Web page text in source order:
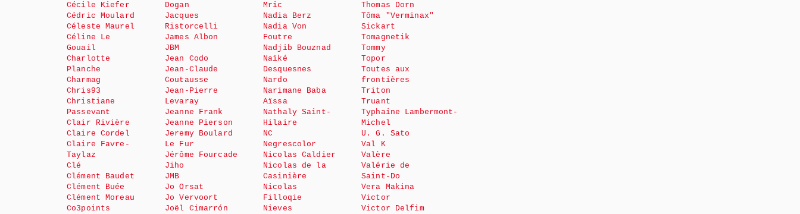
Cécile Kiefer
Cédric Moulard
Céleste Maurel
Céline Le
Gouail
Charlotte
Planche
Charmag
Chris93
Christiane
Passevant
Clair Rivière
Claire Cordel
Claire Favre-
Taylaz
Clé
Clément Baudet
Clément Buée
Clément Moreau
Co3points
Dogan
Jacques
Ristorcelli
James Albon
JBM
Jean Codo
Jean-Claude
Coutausse
Jean-Pierre
Levaray
Jeanne Frank
Jeanne Pierson
Jeremy Boulard
Le Fur
Jérôme Fourcade
Jiho
JMB
Jo Orsat
Jo Vervoort
Joël Cimarrón
Mric
Nadia Berz
Nadia Von
Foutre
Nadjib Bouznad
Naïké
Desquesnes
Nardo
Narimane Baba
Aïssa
Nathaly Saint-
Hilaire
NC
Negrescolor
Nicolas Caldier
Nicolas de la
Casinière
Nicolas
Filloqie
Nieves
Thomas Dorn
Tôma "Verminax"
Sickart
Tomagnetik
Tommy
Topor
Toutes aux
frontières
Triton
Truant
Typhaine Lambermont-
Michel
U. G. Sato
Val K
Valère
Valérie de
Saint-Do
Vera Makina
Victor
Victor Delfim